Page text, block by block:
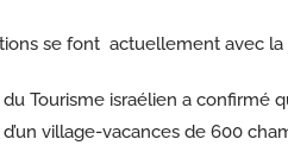
se font actuellement avec
Tourisme israélien a confirmé
village-vacances de 600